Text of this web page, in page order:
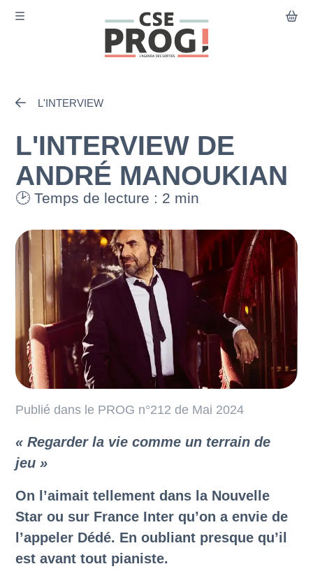
Aller au contenu principal
L'INTERVIEW
L'INTERVIEW DE
ANDRÉ MANOUKIAN
🕑 Temps de lecture : 2 min
Publié dans le PROG n°212 de Mai 2024
« Regarder la vie comme un terrain de
jeu »
On l’aimait tellement dans la Nouvelle
Star ou sur France Inter qu’on a envie de
l’appeler Dédé. En oubliant presque qu’il
est avant tout pianiste.
Actualités
Comment ça marche ?
Le CSE PROG
Mon compte
Contact
Newsletter